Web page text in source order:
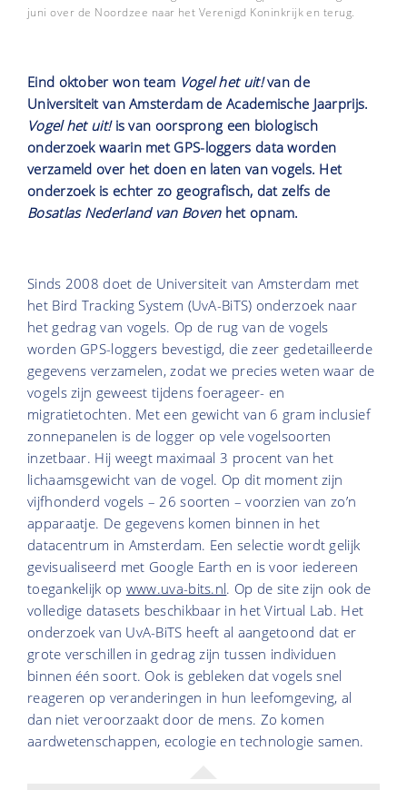
juni over de Noordzee naar het Verenigd Koninkrijk en terug.
Eind oktober won team Vogel het uit!van de
Universiteit van Amsterdam de Academische Jaarprijs.
Vogel het uit!is van oorsprong een biologisch
onderzoek waarin met GPS-loggers data worden
verzameld over het doen en laten van vogels. Het
onderzoek is echter zo geografisch, dat zelfs de
Bosatlas Nederland van Bovenhet opnam.
Sinds 2008 doet de Universiteit van Amsterdam met
het Bird Tracking System (UvA-BiTS) onderzoek naar
het gedrag van vogels. Op de rug van de vogels
worden GPS-loggers bevestigd, die zeer gedetailleerde
gegevens verzamelen, zodat we precies weten waar de
vogels zijn geweest tijdens foerageer- en
migratietochten. Met een gewicht van 6 gram inclusief
zonnepanelen is de logger op vele vogelsoorten
inzetbaar. Hij weegt maximaal 3 procent van het
lichaamsgewicht van de vogel. Op dit moment zijn
vijfhonderd vogels – 26 soorten – voorzien van zo’n
apparaatje. De gegevens komen binnen in het
datacentrum in Amsterdam. Een selectie wordt gelijk
gevisualiseerd met Google Earth en is voor iedereen
toegankelijk op www.uva-bits.nl. Op de site zijn ook de
volledige datasets beschikbaar in het Virtual Lab. Het
onderzoek van UvA-BiTS heeft al aangetoond dat er
grote verschillen in gedrag zijn tussen individuen
binnen één soort. Ook is gebleken dat vogels snel
reageren op veranderingen in hun leefomgeving, al
dan niet veroorzaakt door de mens. Zo komen
aardwetenschappen, ecologie en technologie samen.